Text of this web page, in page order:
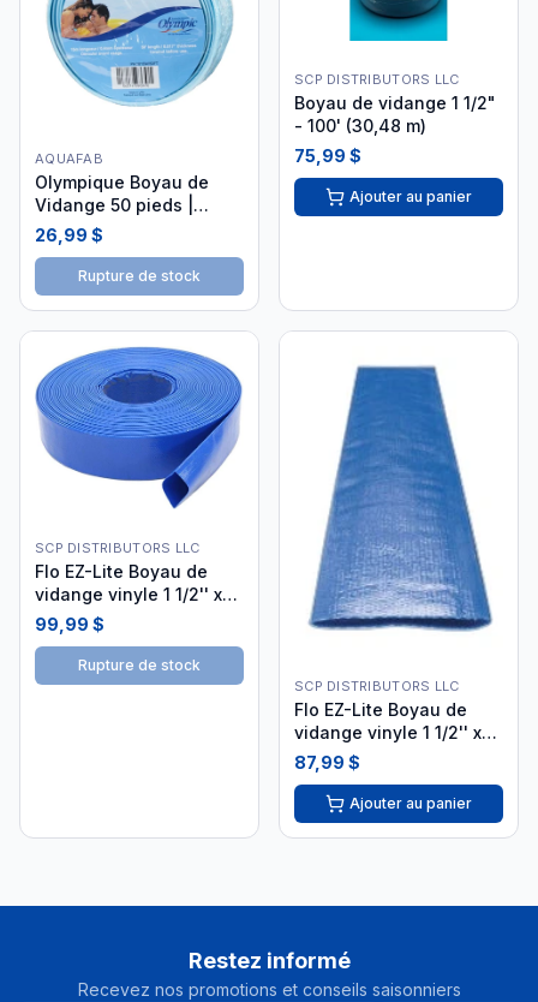
AQUAFAB
Olympique Boyau de
Vidange 50 pieds |
2901-002
26,99 $
Rupture de stock
SCP DISTRIBUTORS LLC
Boyau de vidange 1 1/2"
- 100' (30,48 m)
75,99 $
Ajouter au panier
SCP DISTRIBUTORS LLC
Flo EZ-Lite Boyau de
vidange vinyle 1 1/2'' x
100' KTE-56-9757
99,99 $
Rupture de stock
SCP DISTRIBUTORS LLC
Flo EZ-Lite Boyau de
vidange vinyle 1 1/2'' x
75' KTE-56-9756
87,99 $
Ajouter au panier
Restez informé
Recevez nos promotions et conseils saisonniers